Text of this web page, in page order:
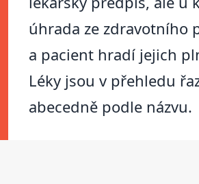
úhrada ze zdravotního
a pacient hradí jejich
Léky jsou v přehledu
abecedně podle názvu.